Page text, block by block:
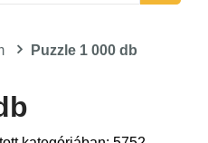
Puzzle 1 000 db